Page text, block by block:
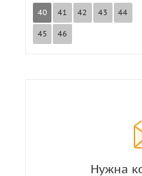
40 41 42 43 44
45 46
Нужна